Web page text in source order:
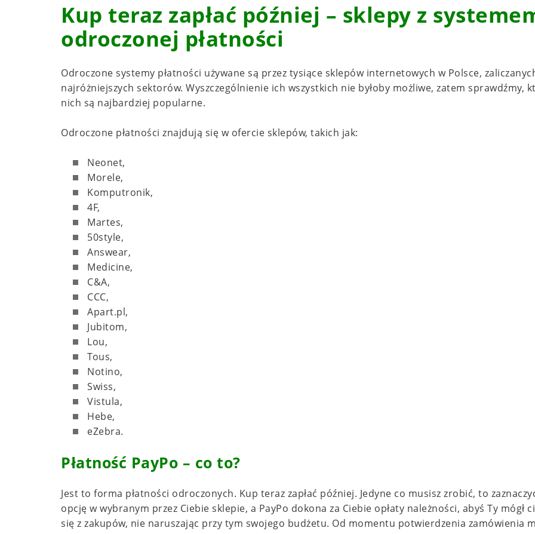
Kup teraz zapłać później – sklepy z
odroczonej płatności
Odroczone systemy płatności używane są przez tysiące sklepów internetowych w Polsce,
najróżniejszych sektorów. Wyszczególnienie ich wszystkich nie byłoby możliwe, zatem sprawdźmy,
nich są najbardziej popularne.
Odroczone płatności znajdują się w ofercie sklepów, takich jak:
Neonet,
Morele,
Komputronik,
4F,
Martes,
50style,
Answear,
Medicine,
C&A,
CCC,
Apart.pl,
Jubitom,
Lou,
Tous,
Notino,
Swiss,
Vistula,
Hebe,
eZebra.
Płatność PayPo – co to?
Jest to forma płatności odroczonych. Kup teraz zapłać później. Jedyne co musisz zrobić, to
opcję w wybranym przez Ciebie sklepie, a PayPo dokona za Ciebie opłaty należności, abyś Ty mógł
się z zakupów, nie naruszając przy tym swojego budżetu. Od momentu potwierdzenia zamówienia